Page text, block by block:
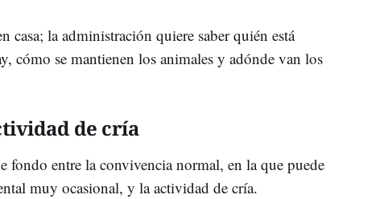
casa; la administración quiere saber quién está
cómo se mantienen los animales y adónde van los
de cría
fondo entre la convivencia normal, en la que puede
muy ocasional, y la actividad de cría.